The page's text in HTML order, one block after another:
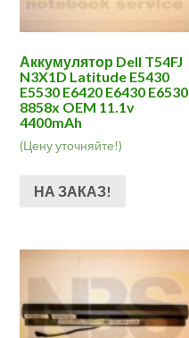
Аккумулятор Dell T54FJ
N3X1D Latitude E5430
E5530 E6420 E6430 E6530
8858x OEM 11.1v
4400mAh
(Цену уточняйте!)
НА ЗАКАЗ!